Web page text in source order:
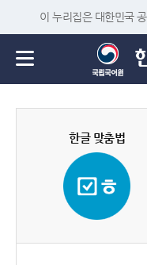
이 누리집은 대한민국
한글 맞춤법